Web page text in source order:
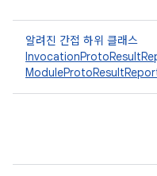
알려진 간접 하위 클래스